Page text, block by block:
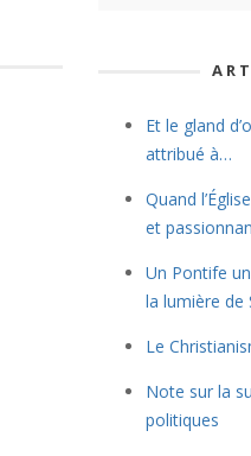
Et le gland
attribué à…
Quand
et
Un Pontife
la lumière de
Le
Note sur la
politiques